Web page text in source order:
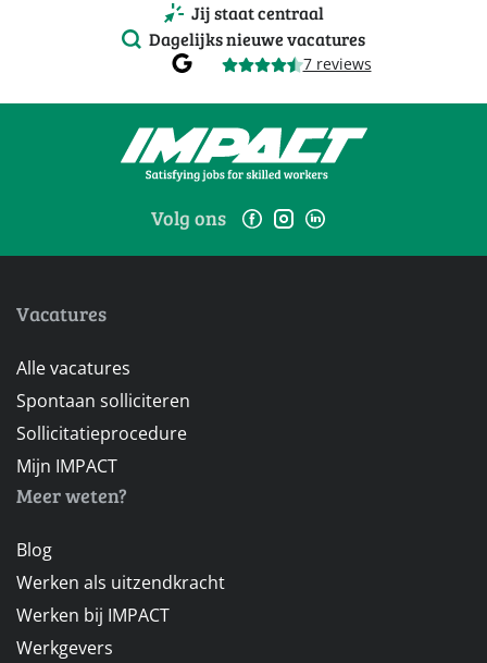
Jij staat centraal
Dagelijks nieuwe vacatures
7 reviews
Volg ons
Vacatures
Alle vacatures
Spontaan solliciteren
Sollicitatieprocedure
Mijn IMPACT
Meer weten?
Blog
Werken als uitzendkracht
Werken bij IMPACT
Werkgevers